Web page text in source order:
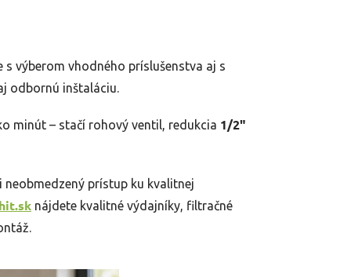
výberom vhodného príslušenstva aj s
odbornú inštaláciu.
minút – stačí rohový ventil, redukcia 1/2"
prístup ku kvalitnej
nájdete kvalitné výdajníky, filtračné